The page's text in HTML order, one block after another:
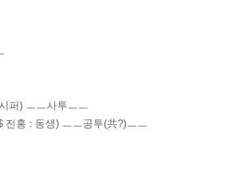
퍼) ㅡㅡ사투ㅡㅡ
진홍 : 동생) ㅡㅡ공투(共?)ㅡㅡ